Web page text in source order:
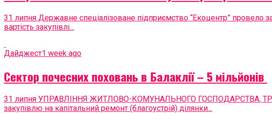
31 липня Державне спеціалізоване підприємство “Екоцентр”
вартість закупівлі...
Дайджест1 week ago
Сектор почесних поховань в Балаклії – 5 мільйонів
31 липня УПРАВЛІННЯ ЖИТЛОВО-КОМУНАЛЬНОГО ГОСПОДАРСТВА,
закупівлю на капітальний ремонт (благоустрій) ділянки...